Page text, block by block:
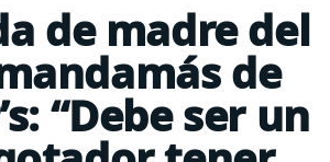
de madre del
de
“Debe ser un